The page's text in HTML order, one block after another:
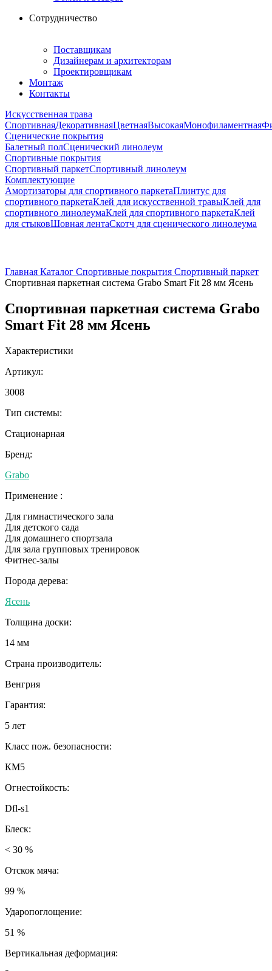
Сотрудничество
Поставщикам
Дизайнерам и архитекторам
Проектировщикам
Монтаж
Контакты
Искусственная трава
СпортивнаяДекоративнаяЦветнаяВысокаяМонофиламентная
Сценические покрытия
Балетный полСценический линолеум
Спортивные покрытия
Спортивный паркетСпортивный линолеум
Комплектующие
Амортизаторы для спортивного паркетаПлинтус для
спортивного паркетаКлей для искусственной травыКлей для
спортивного линолеумаКлей для спортивного паркетаКлей
для стыковШовная лентаСкотч для сценического линолеума
Главная Каталог Спортивные покрытия Спортивный паркет
Спортивная паркетная система Grabo Smart Fit 28 мм Ясень
Спортивная паркетная система Grabo
Smart Fit 28 мм Ясень
Характеристики
Артикул:
3008
Тип системы:
Стационарная
Бренд:
Grabo
Применение :
Для гимнастического зала
Для детского сада
Для домашнего спортзала
Для зала групповых тренировок
Фитнес-залы
Порода дерева:
Ясень
Толщина доски:
14 мм
Страна производитель:
Венгрия
Гарантия:
5 лет
Класс пож. безопасности:
КМ5
Огнестойкость:
Dfl-s1
Блеск:
< 30 %
Отскок мяча:
99 %
Ударопоглощение:
51 %
Вертикальная деформация: